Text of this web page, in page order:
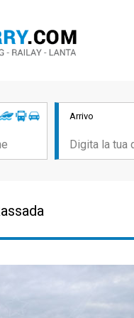
Arrivo